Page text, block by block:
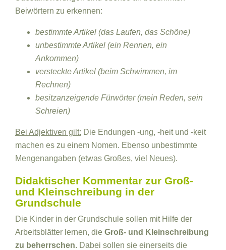
Beiwörtern zu erkennen:
bestimmte Artikel (das Laufen, das Schöne)
unbestimmte Artikel (ein Rennen, ein
Ankommen)
versteckte Artikel (beim Schwimmen, im
Rechnen)
besitzanzeigende Fürwörter (mein Reden, sein
Schreien)
Bei Adjektiven gilt: Die Endungen -ung, -heit und -keit
machen es zu einem Nomen. Ebenso unbestimmte
Mengenangaben (etwas Großes, viel Neues).
Didaktischer Kommentar zur Groß-
und Kleinschreibung in der
Grundschule
Die Kinder in der Grundschule sollen mit Hilfe der
Arbeitsblätter lernen, die Groß- und Kleinschreibung
zu beherrschen. Dabei sollen sie einerseits die